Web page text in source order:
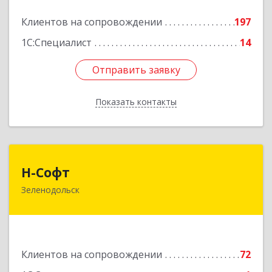
Клиентов на сопровождении
197
1С:Специалист
14
Отправить заявку
Показать контакты
Отправить заявку
Назад
Н-Софт
Зеленодольск
Клиентов на сопровождении
72
422521, Татарстан Респ (Татарстан),
Подробнее